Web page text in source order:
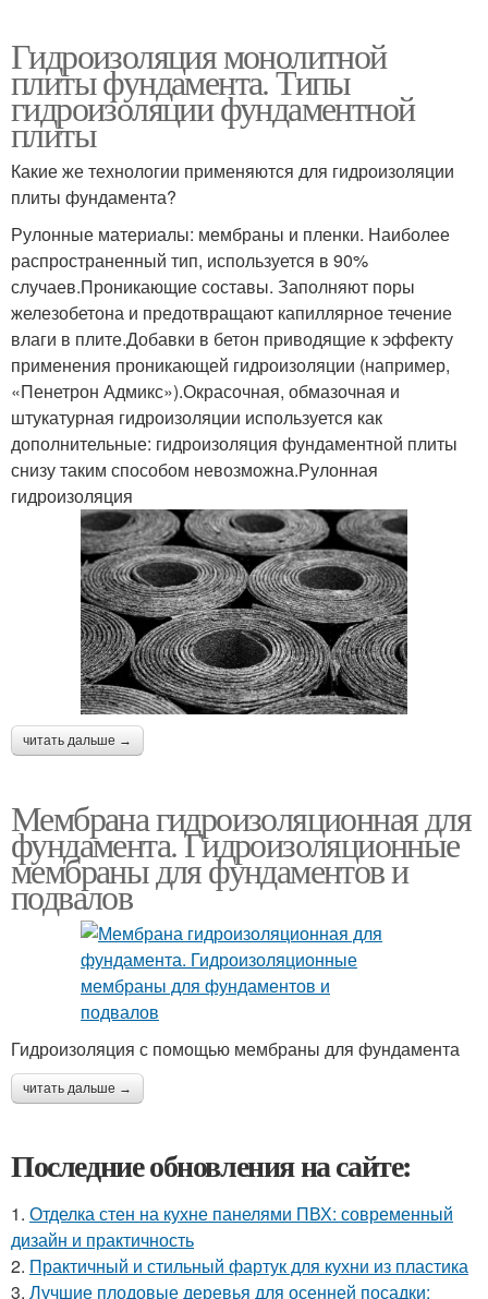
Гидроизоляция монолитной
плиты фундамента. Типы
гидроизоляции фундаментной
плиты
Какие же технологии применяются для гидроизоляции
плиты фундамента?
Рулонные материалы: мембраны и пленки. Наиболее
распространенный тип, используется в 90%
случаев.Проникающие составы. Заполняют поры
железобетона и предотвращают капиллярное течение
влаги в плите.Добавки в бетон приводящие к эффекту
применения проникающей гидроизоляции (например,
«Пенетрон Адмикс»).Окрасочная, обмазочная и
штукатурная гидроизоляции используется как
дополнительные: гидроизоляция фундаментной плиты
снизу таким способом невозможна.Рулонная
гидроизоляция
читать дальше →
Мембрана гидроизоляционная для
фундамента. Гидроизоляционные
мембраны для фундаментов и
подвалов
Гидроизоляция с помощью мембраны для фундамента
читать дальше →
Последние обновления на сайте:
1. Отделка стен на кухне панелями ПВХ: современный
дизайн и практичность
2. Практичный и стильный фартук для кухни из пластика
3. Лучшие плодовые деревья для осенней посадки: